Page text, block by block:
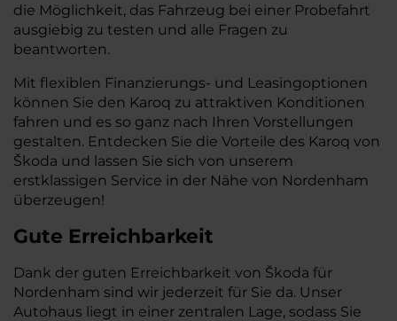
die Möglichkeit, das Fahrzeug bei einer Probefahrt
ausgiebig zu testen und alle Fragen zu
beantworten.
Mit flexiblen Finanzierungs- und Leasingoptionen
können Sie den Karoq zu attraktiven Konditionen
fahren und es so ganz nach Ihren Vorstellungen
gestalten. Entdecken Sie die Vorteile des Karoq von
Škoda und lassen Sie sich von unserem
erstklassigen Service in der Nähe von Nordenham
überzeugen!
Gute Erreichbarkeit
Dank der guten Erreichbarkeit von Škoda für
Nordenham sind wir jederzeit für Sie da. Unser
Autohaus liegt in einer zentralen Lage, sodass Sie